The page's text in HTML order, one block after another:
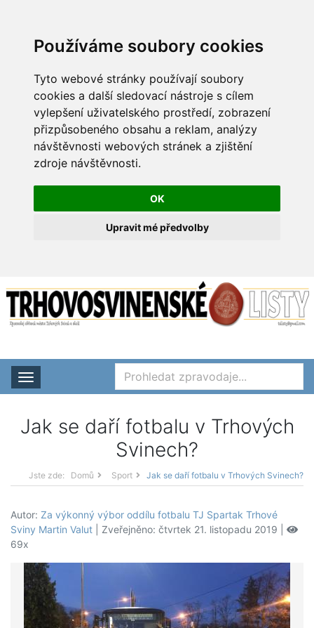
Používáme soubory cookies
Tyto webové stránky používají soubory
cookies a další sledovací nástroje s cílem
vylepšení uživatelského prostředí, zobrazení
přizpůsobeného obsahu a reklam, analýzy
návštěvnosti webových stránek a zjištění
zdroje návštěvnosti.
OK
Upravit mé předvolby
Rozbalit nabídku
Jak se daří fotbalu v Trhových
Svinech?
Jste zde: Domů Sport Jak se daří fotbalu v Trhových Svinech?
Autor: Za výkonný výbor oddílu fotbalu TJ Spartak Trhové
Sviny Martin Valut | Zveřejněno: čtvrtek 21. listopadu 2019 |
69x